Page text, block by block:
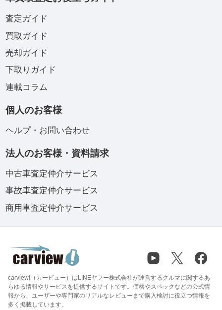
査定ガイド
買取ガイド
売却ガイド
下取りガイド
連載コラム
個人のお客様
ヘルプ・お問い合わせ
法人のお客様・資料請求
中古車査定仲介サービス
事故車査定仲介サービス
商用車査定仲介サービス
carview!（カービュー）はLINEヤフー株式会社が運営するクルマに関するあ
らゆる情報やサービスを提供するサイトです。価格やスペックなどの公式情
報から、ユーザーや専門家のリアルなレビューまで購入検討に役立つ情報を
多く掲載しています。